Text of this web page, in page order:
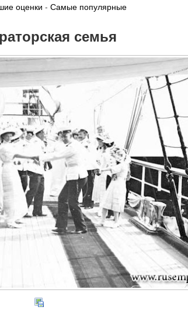
оценки -Самые популярные
семья